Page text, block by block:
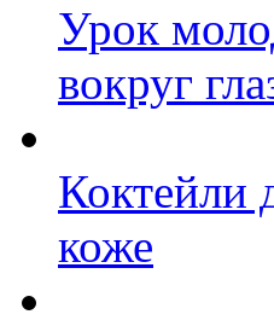
Урок
вокруг
Коктейли
коже